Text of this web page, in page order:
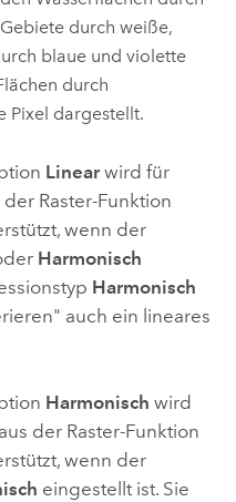
durch weiße,
blaue und violette
durch
Pixel dargestellt.
Linearwird für
Raster-Funktion
wenn der
Harmonisch
Harmonisch
auch ein lineares
Harmonisch wird
der Raster-Funktion
wenn der
eingestellt ist. Sie